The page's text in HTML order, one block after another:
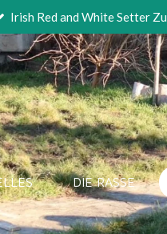
Irish Red and White Setter
DIE RASSE